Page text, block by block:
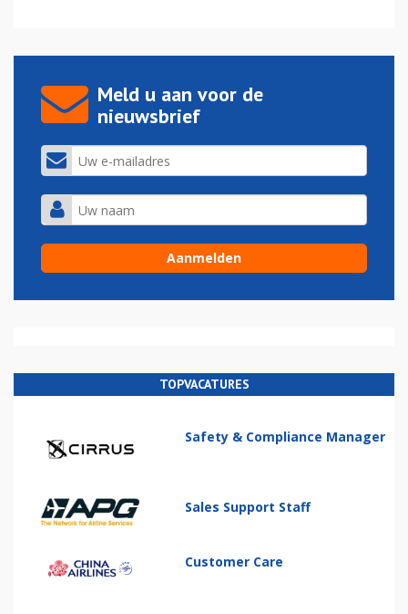
Meld u aan voor de
nieuwsbrief
TOPVACATURES
Safety & Compliance Manager
Sales Support Staff
Customer Care